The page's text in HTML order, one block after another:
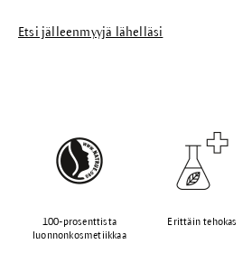
Etsi jälleenmyyjä lähelläsi
100-prosenttista
luonnonkosmetiikkaa
Erittäin tehokas